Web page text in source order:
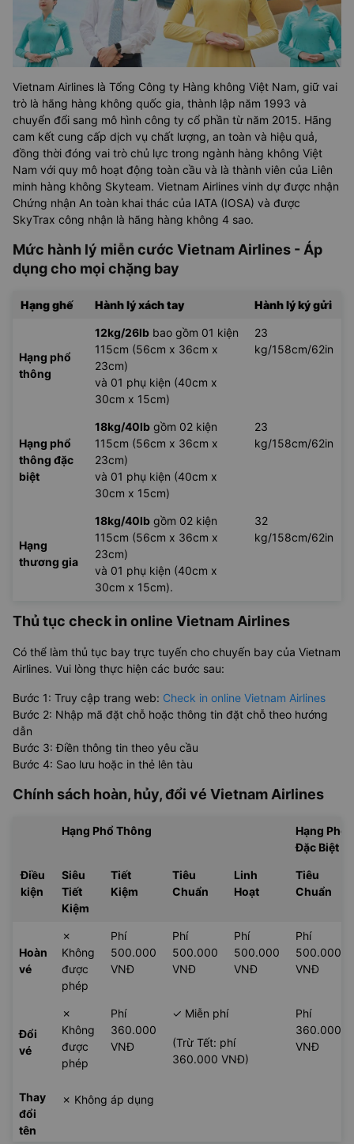
Vietnam Airlines là Tổng Công ty Hàng không Việt Nam, giữ vai
trò là hãng hàng không quốc gia, thành lập năm 1993 và
chuyển đổi sang mô hình công ty cổ phần từ năm 2015. Hãng
cam kết cung cấp dịch vụ chất lượng, an toàn và hiệu quả,
đồng thời đóng vai trò chủ lực trong ngành hàng không Việt
Nam với quy mô hoạt động toàn cầu và là thành viên của Liên
minh hàng không Skyteam. Vietnam Airlines vinh dự được nhận
Chứng nhận An toàn khai thác của IATA (IOSA) và được
SkyTrax công nhận là hãng hàng không 4 sao.
Mức hành lý miễn cước Vietnam Airlines - Áp
dụng cho mọi chặng bay
Hạng ghế Hành lý xách tay Hành lý ký gửi
Hạng phổ
thông
12kg/26lb bao gồm 01 kiện
115cm (56cm x 36cm x
23cm)
và 01 phụ kiện (40cm x
30cm x 15cm)
23
kg/158cm/62in
Hạng phổ
thông đặc
biệt
18kg/40lb gồm 02 kiện
115cm (56cm x 36cm x
23cm)
và 01 phụ kiện (40cm x
30cm x 15cm)
23
kg/158cm/62in
Hạng
thương gia
18kg/40lb gồm 02 kiện
115cm (56cm x 36cm x
23cm)
và 01 phụ kiện (40cm x
30cm x 15cm).
32
kg/158cm/62in
Thủ tục check in online Vietnam Airlines
Có thể làm thủ tục bay trực tuyến cho chuyến bay của Vietnam
Airlines. Vui lòng thực hiện các bước sau:
Bước 1: Truy cập trang web: Check in online Vietnam Airlines
Bước 2: Nhập mã đặt chỗ hoặc thông tin đặt chỗ theo hướng
dẫn
Bước 3: Điền thông tin theo yêu cầu
Bước 4: Sao lưu hoặc in thẻ lên tàu
Chính sách hoàn, hủy, đổi vé Vietnam Airlines
Hạng Phổ Thông
Hạng Phổ
Đặc Biệt
Điều
kiện
Siêu
Tiết
Kiệm
Tiết
Kiệm
Tiêu
Chuẩn
Linh
Hoạt
Tiêu
Chuẩn
Hoàn
vé
✗
Không
được
phép
Phí
500.000
VNĐ
Phí
500.000
VNĐ
Phí
500.000
VNĐ
Phí
500.000
VNĐ
Đổi
vé
✗
Không
được
phép
Phí
360.000
VNĐ
✓ Miễn phí
(Trừ Tết: phí
360.000 VNĐ)
Phí
360.000
VNĐ
Thay
đổi
tên
✗ Không áp dụng